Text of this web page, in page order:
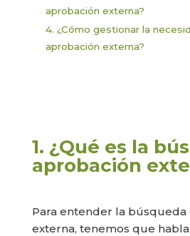
aprobación externa?
4. ¿Cómo gestionar la
aprobación externa?
1. ¿Qué es la
aprobación
Para entender la
externa, tenemos que